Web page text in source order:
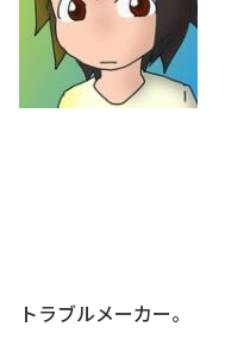
トラブルメーカー。